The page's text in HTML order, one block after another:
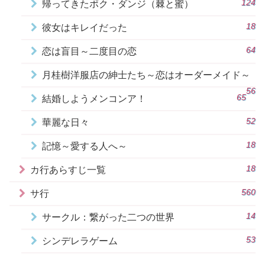
帰ってきたポク・ダンジ（棘と蜜） 124
彼女はキレイだった 18
恋は盲目～二度目の恋 64
月桂樹洋服店の紳士たち～恋はオーダーメイド～
56
結婚しようメンコンア！ 65
華麗な日々 52
記憶～愛する人へ～ 18
カ行あらすじ一覧 18
サ行 560
サークル：繋がった二つの世界 14
シンデレラゲーム 53